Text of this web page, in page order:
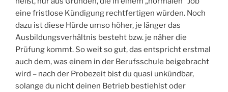
eine fristlose Kündigung rechtfertigen würden. Noch
dazu ist diese Hürde umso höher, je länger das
Ausbildungsverhältnis besteht bzw. je näher die
Prüfung kommt. So weit so gut, das entspricht erstmal
auch dem, was einem in der Berufsschule beigebracht
wird – nach der Probezeit bist du quasi unkündbar,
solange du nicht deinen Betrieb bestiehlst oder